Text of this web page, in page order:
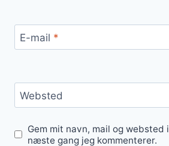
E-mail *
Websted
Gem mit navn, mail og
næste gang jeg kommenterer.